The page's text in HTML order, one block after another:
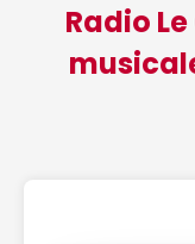
Radio